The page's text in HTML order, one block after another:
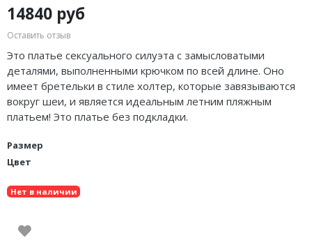
14840 руб
Оставить отзыв
Это платье сексуального силуэта с замысловатыми
деталями, выполненными крючком по всей длине. Оно
имеет бретельки в стиле холтер, которые завязываются
вокруг шеи, и является идеальным летним пляжным
платьем! Это платье без подкладки.
Размер
Цвет
Нет в наличии